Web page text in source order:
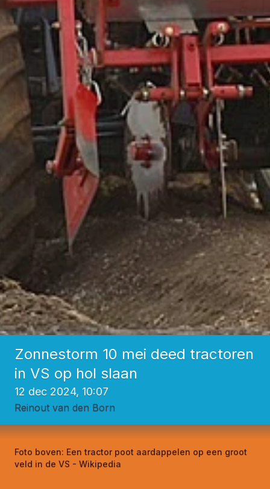
Zonnestorm 10 mei deed tractoren
in VS op hol slaan
12 dec 2024, 10:07
Reinout van den Born
Foto boven: Een tractor poot aardappelen op een groot
veld in de VS - Wikipedia